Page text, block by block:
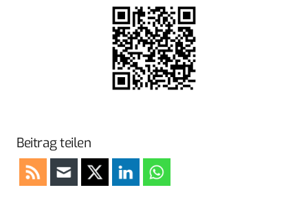
Beitrag teilen